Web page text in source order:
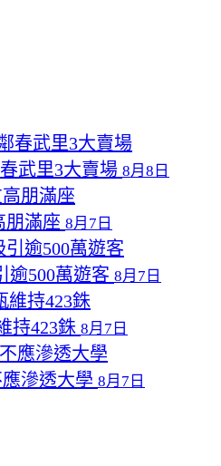
武里3大賣場 8月8日
朋滿座 8月7日
逾500萬遊客 8月7日
持423銖 8月7日
應滲透大學 8月7日